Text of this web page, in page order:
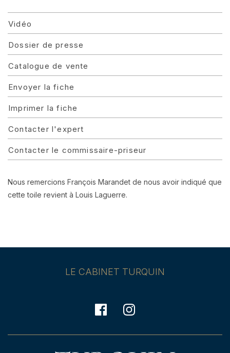
Vidéo
Dossier de presse
Catalogue de vente
Envoyer la fiche
Imprimer la fiche
Contacter l'expert
Contacter le commissaire-priseur
Nous remercions François Marandet de nous avoir indiqué que
cette toile revient à Louis Laguerre.
LE CABINET TURQUIN